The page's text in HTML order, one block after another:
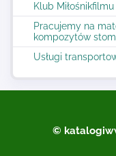
Klub
Pracujemy na
kompozytów
Usługi
©